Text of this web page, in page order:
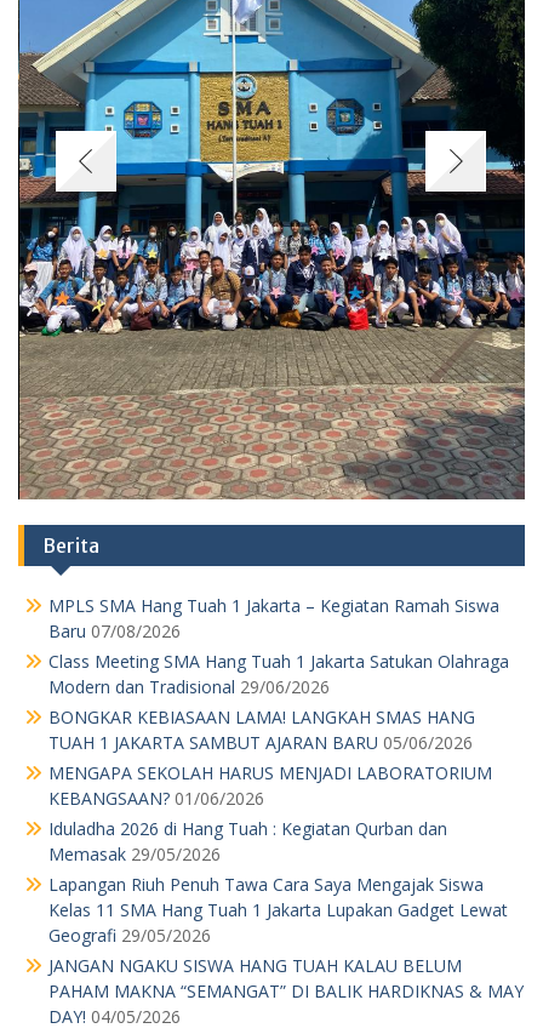
Berita
MPLS SMA Hang Tuah 1 Jakarta – Kegiatan Ramah Siswa
Baru 07/08/2026
Class Meeting SMA Hang Tuah 1 Jakarta Satukan Olahraga
Modern dan Tradisional 29/06/2026
BONGKAR KEBIASAAN LAMA! LANGKAH SMAS HANG
TUAH 1 JAKARTA SAMBUT AJARAN BARU 05/06/2026
MENGAPA SEKOLAH HARUS MENJADI LABORATORIUM
KEBANGSAAN? 01/06/2026
Iduladha 2026 di Hang Tuah : Kegiatan Qurban dan
Memasak 29/05/2026
Lapangan Riuh Penuh Tawa Cara Saya Mengajak Siswa
Kelas 11 SMA Hang Tuah 1 Jakarta Lupakan Gadget Lewat
Geografi 29/05/2026
JANGAN NGAKU SISWA HANG TUAH KALAU BELUM
PAHAM MAKNA “SEMANGAT” DI BALIK HARDIKNAS & MAY
DAY! 04/05/2026